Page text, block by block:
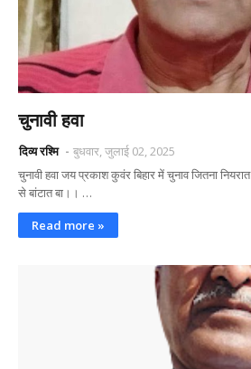
चुनावी हवा
दिव्य रश्मि
बुधवार, जुलाई 02, 2025
चुनावी हवा जय प्रकाश कुवंर बिहार में चुनाव जितना
से बांटात बा।। …
Read more »